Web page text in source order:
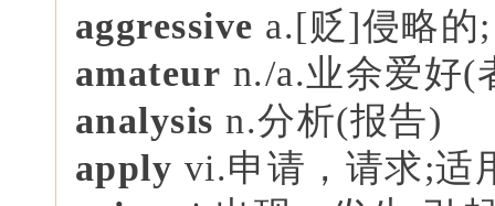
aggressive a.[贬]侵略的
amateur n./a.业余爱好(
analysis n.分析(报告)
apply vi.申请，请求;适